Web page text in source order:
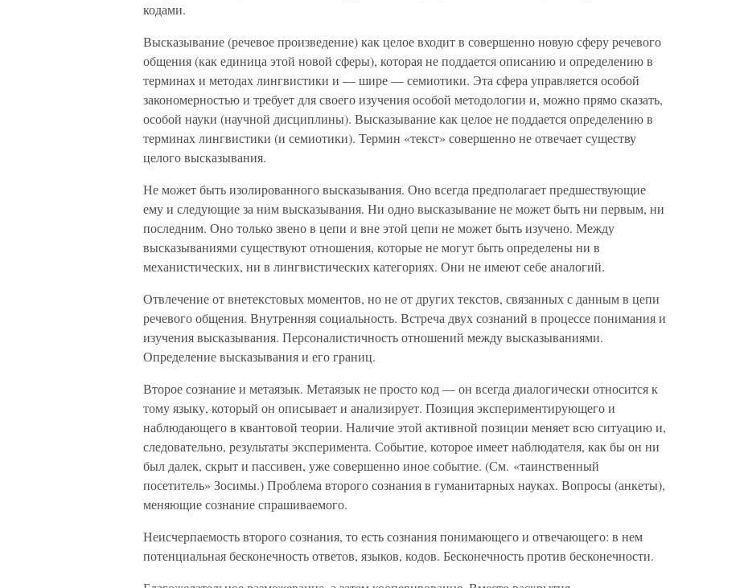
кодами.
Высказывание (речевое произведение) как целое входит в совершенно новую сферу речевого
общения (как единица этой новой сферы), которая не поддается описанию и определению в
терминах и методах лингвистики и — шире — семиотики. Эта сфера управляется особой
закономерностью и требует для своего изучения особой методологии и, можно прямо сказать,
особой науки (научной дисциплины). Высказывание как целое не поддается определению в
терминах лингвистики (и семиотики). Термин «текст» совершенно не отвечает существу
целого высказывания.
Не может быть изолированного высказывания. Оно всегда предполагает предшествующие
ему и следующие за ним высказывания. Ни одно высказывание не может быть ни первым, ни
последним. Оно только звено в цепи и вне этой цепи не может быть изучено. Между
высказываниями существуют отношения, которые не могут быть определены ни в
механистических, ни в лингвистических категориях. Они не имеют себе аналогий.
Отвлечение от внетекстовых моментов, но не от других текстов, связанных с данным в цепи
речевого общения. Внутренняя социальность. Встреча двух сознаний в процессе понимания и
изучения высказывания. Персоналистичность отношений между высказываниями.
Определение высказывания и его границ.
Второе сознание и метаязык. Метаязык не просто код — он всегда диалогически относится к
тому языку, который он описывает и анализирует. Позиция экспериментирующего и
наблюдающего в квантовой теории. Наличие этой активной позиции меняет всю ситуацию и,
следовательно, результаты эксперимента. Событие, которое имеет наблюдателя, как бы он ни
был далек, скрыт и пассивен, уже совершенно иное событие. (См. «таинственный
посетитель» Зосимы.) Проблема второго сознания в гуманитарных науках. Вопросы (анкеты),
меняющие сознание спрашиваемого.
Неисчерпаемость второго сознания, то есть сознания понимающего и отвечающего: в нем
потенциальная бесконечность ответов, языков, кодов. Бесконечность против бесконечности.